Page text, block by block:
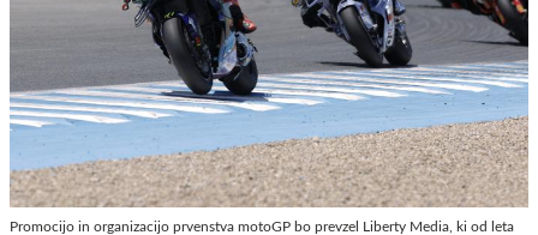
Promocijo in organizacijo prvenstva motoGP bo prevzel Liberty Media, ki od leta